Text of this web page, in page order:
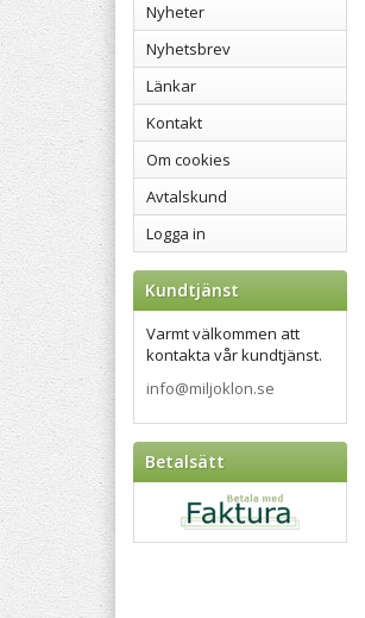
Nyheter
Nyhetsbrev
Länkar
Kontakt
Om cookies
Avtalskund
Logga in
Kundtjänst
Varmt välkommen att
kontakta vår kundtjänst.
info@miljoklon.se
Betalsätt